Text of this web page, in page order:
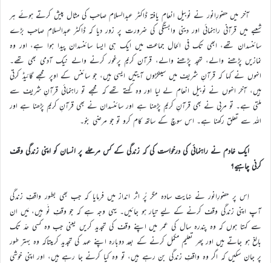
آخر میں حضورِانور نے نوبیل انعام یافتہ ڈاکٹر عبدالسلام صاحب کی مثال پیش کرتے ہوئے ہر
شعبے میں قرآنی راہنمائی اور دینی وابستگی کی ضرورت پر زور دیا کہ ڈاکٹر عبدالسلام صاحب بڑے
سائنسدان تھے، ابھی تک فی الحال جماعت میں ایک ہی ایسا سائنسدان پیدا ہوا ہے، اور وہ
نمازیں پڑھنے والے، تہجد پڑھنے والے، قرآن کریم پرغور کرنے والے نیک آدمی بھی تھے۔
انہوں نے کہا کہ قرآنِ شریف میں سینکڑوں آیتیں ایسی ہیں، جو سائنس کے اوپر مجھے گائیڈ کرتی
ہیں، آخر انہوں نے نوبیل انعام لے لیا اور وہ کہتے تھے کہ مجھے تو راہنمائی قرآنِ شریف سے
ملتی ہے۔ تو مربی نے بھی قرآنِ کریم پڑھنا ہے اور سائنسدان نے بھی قرآنِ کریم پڑھنا ہے اور
اللہ سے تعلق رکھنا ہے۔ اس سوچ کے ساتھ کام کرو تو جو مرضی بنو۔
ایک خادم نے راہنمائی کی درخواست کی کہ زندگی کے کس مرحلے پر انسان کو اپنی زندگی وقف
کرنی چاہیے؟
اِس پر حضورِانور نے نہایت سادہ مگر پُر اثر انداز میں فرمایا کہ جب بھی بطور واقفِ زندگی
آپ اپنی زندگی وقف کرنے کے لیے تیار ہو جائیں۔ یہی وجہ ہے کہ جو وقفِ نَو ہیں، مَیں ان
سے کہتا ہوں کہ وہ پندرہ سال کی عمر میں اپنے وقف کی تجدید کریں یعنی جب وہ کسی حدّ تک
بالغ ہو جاتے ہیں اور پھر تعلیم مکمل کرنے کے بعد دوبارہ اپنے عہد کی تجدید کریںتاکہ وہ بہتر طور
پر جان سکیں کہ اگر وہ واقفِ زندگی بن رہے ہیں، تو وہ کیا کرنے جا رہے ہیں، اور اپنی خوشی